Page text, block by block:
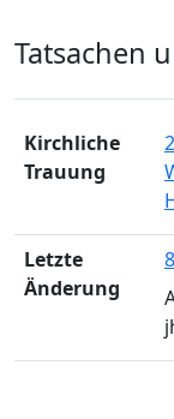
Tatsachen
Kirchliche
Trauung
Letzte
Änderung